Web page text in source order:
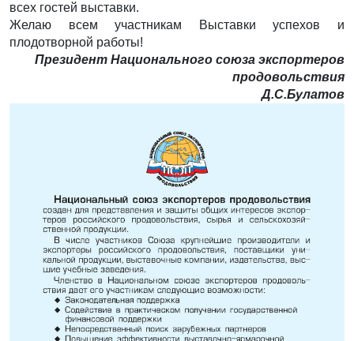
всех гостей выставки.
Желаю всем участникам Выставки успехов и
плодотворной работы!
Президент Национального союза экспортеров
продовольствия
Д.С.Булатов